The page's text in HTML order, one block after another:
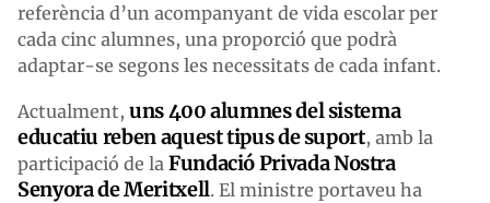
referència d’un acompanyant de vida escolar per
cada cinc alumnes, una proporció que podrà
adaptar-se segons les necessitats de cada infant.
Actualment, uns 400 alumnes del sistema
educatiu reben aquest tipus de suport, amb la
participació de la Fundació Privada Nostra
Senyora de Meritxell. El ministre portaveu ha